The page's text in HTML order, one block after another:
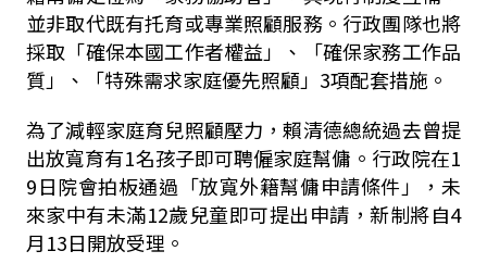
並非取代既有托育或專業照顧服務。行政團隊也將
採取「確保本國工作者權益」、「確保家務工作品
質」、「特殊需求家庭優先照顧」3項配套措施。
為了減輕家庭育兒照顧壓力，賴清德總統過去曾提
出放寬育有1名孩子即可聘僱家庭幫傭。行政院在1
9日院會拍板通過「放寬外籍幫傭申請條件」，未
來家中有未滿12歲兒童即可提出申請，新制將自4
月13日開放受理。